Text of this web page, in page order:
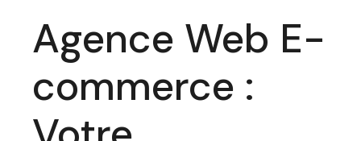
Agence Web E-
commerce :